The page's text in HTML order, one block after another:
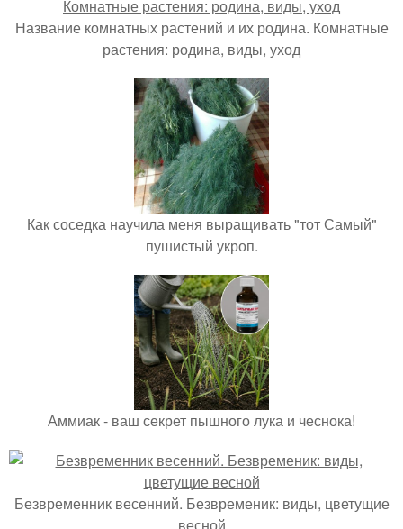
Название комнатных растений и их родина. Комнатные
растения: родина, виды, уход
Как соседка научила меня выращивать "тот Самый"
пушистый укроп.
Аммиак - ваш секрет пышного лука и чеснока!
Безвременник весенний. Безвременик: виды, цветущие
весной